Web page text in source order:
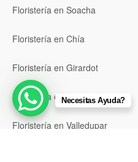
Floristería en Soacha
Floristería en Chía
Floristería en Girardot
Floristería en Santa Marta
Floristería en Valledupar
Necesitas Ayuda?